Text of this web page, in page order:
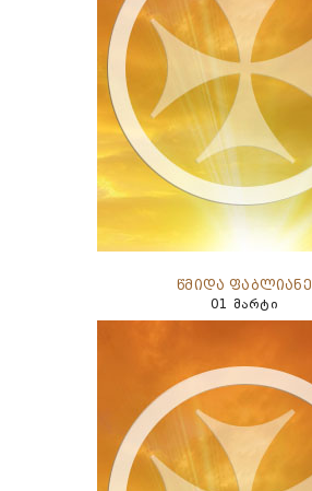
წმიდა ფაბლიანე
01 მარტი